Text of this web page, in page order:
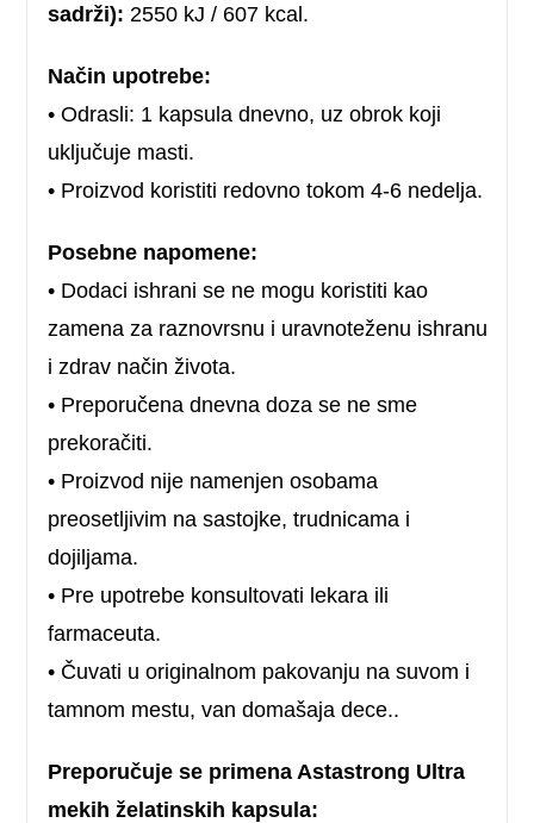
sadrži): 2550 kJ / 607 kcal.
Način upotrebe:
• Odrasli: 1 kapsula dnevno, uz obrok koji
uključuje masti.
• Proizvod koristiti redovno tokom 4-6 nedelja.
Posebne napomene:
• Dodaci ishrani se ne mogu koristiti kao
zamena za raznovrsnu i uravnoteženu ishranu
i zdrav način života.
• Preporučena dnevna doza se ne sme
prekoračiti.
• Proizvod nije namenjen osobama
preosetljivim na sastojke, trudnicama i
dojiljama.
• Pre upotrebe konsultovati lekara ili
farmaceuta.
• Čuvati u originalnom pakovanju na suvom i
tamnom mestu, van domašaja dece..
Preporučuje se primena Astastrong Ultra
mekih želatinskih kapsula: